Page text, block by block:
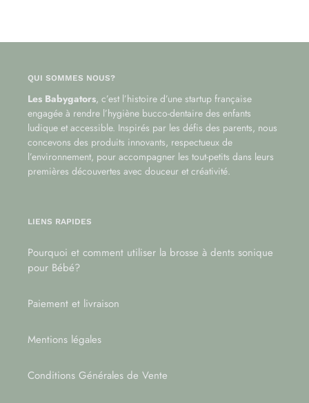
QUI SOMMES NOUS?
Les Babygators, c’est l’histoire d’une startup française
engagée à rendre l’hygiène bucco-dentaire des enfants
ludique et accessible. Inspirés par les défis des parents, nous
concevons des produits innovants, respectueux de
l’environnement, pour accompagner les tout-petits dans leurs
premières découvertes avec douceur et créativité.
LIENS RAPIDES
Pourquoi et comment utiliser la brosse à dents sonique
pour Bébé?
Paiement et livraison
Mentions légales
Conditions Générales de Vente